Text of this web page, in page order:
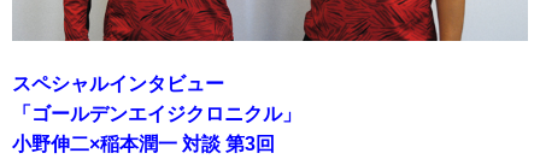
スペシャルインタビュー
「ゴールデンエイジクロニクル」
小野伸二×稲本潤一 対談 第3回